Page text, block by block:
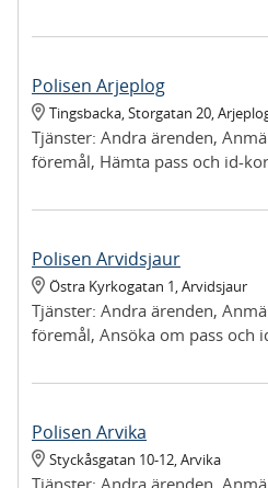
provisorisk registreringsskylt,
Polisen Arjeplog
Tingsbacka, Storgatan 20,
Tjänster: Andra ärenden,
föremål, Hämta pass och id-
Lämna in upphittat föremål,
Polisen Arvidsjaur
Östra Kyrkogatan 1,Arvidsjaur
Tjänster: Andra ärenden,
föremål, Ansöka om pass och
föremål vi tagit i beslag,
Polisen Arvika
Styckåsgatan 10-12,Arvika
Tjänster: Andra ärenden,